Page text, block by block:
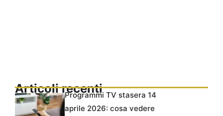
Articoli recentiProgrammi TV stasera 14
aprile 2026: cosa vedere